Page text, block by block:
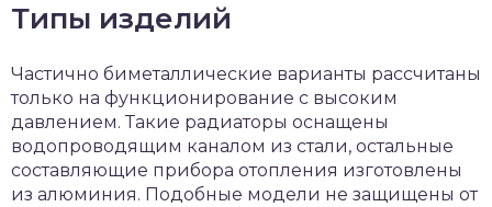
Типы изделий
Частично биметаллические варианты рассчитаны
только на функционирование с высоким
давлением. Такие радиаторы оснащены
водопроводящим каналом из стали, остальные
составляющие прибора отопления изготовлены
из алюминия. Подобные модели не защищены от